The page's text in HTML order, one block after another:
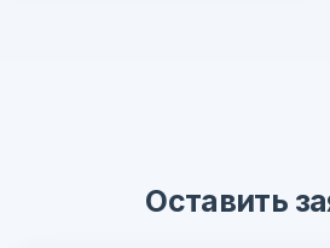
Оставить